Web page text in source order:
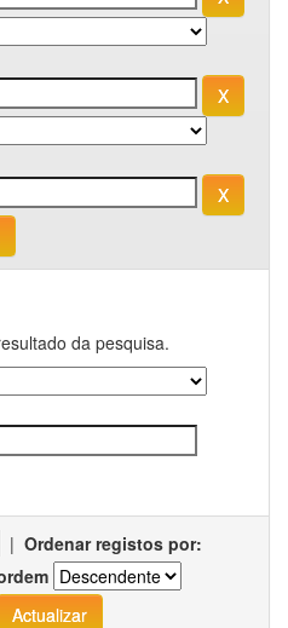
da pesquisa.
| Ordenar registos por: